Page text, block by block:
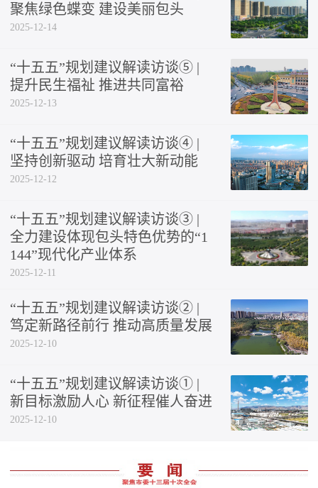
聚焦绿色蝶变 建设美丽包头
2025-12-14
“十五五”规划建议解读访谈⑤ |
提升民生福祉 推进共同富裕
2025-12-13
“十五五”规划建议解读访谈④ |
坚持创新驱动 培育壮大新动能
2025-12-12
“十五五”规划建议解读访谈③ |
全力建设体现包头特色优势的“1
144”现代化产业体系
2025-12-11
“十五五”规划建议解读访谈② |
笃定新路径前行 推动高质量发展
2025-12-10
“十五五”规划建议解读访谈① |
新目标激励人心 新征程催人奋进
2025-12-10